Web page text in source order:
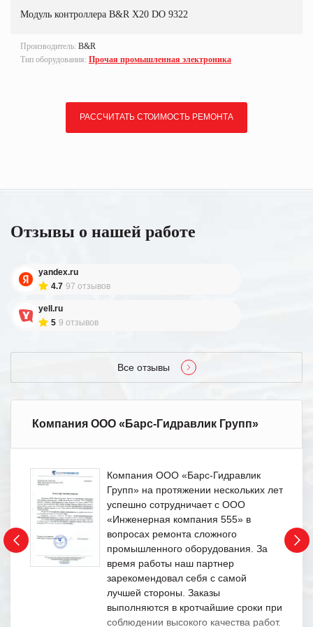
Модуль контроллера B&R X20 DO 9322
Производитель: B&R
Тип оборудования: Прочая промышленная электроника
РАССЧИТАТЬ СТОИМОСТЬ РЕМОНТА
Отзывы о нашей работе
yandex.ru
4.7 97 отзывов
yell.ru
5 9 отзывов
Все отзывы
Компания ООО «Барс-Гидравлик Групп»
Компания ООО «Барс-Гидравлик
Групп» на протяжении нескольких лет
успешно сотрудничает с ООО
«Инженерная компания 555» в
вопросах ремонта сложного
промышленного оборудования. За
время работы наш партнер
зарекомендовал себя с самой
лучшей стороны. Заказы
выполняются в кротчайшие сроки при
соблюдении высокого качества работ.